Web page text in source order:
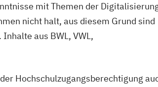
mit Themen der
nicht halt, aus diesem Grund sind
aus BWL, VWL,
Hochschulzugangsberechtigung